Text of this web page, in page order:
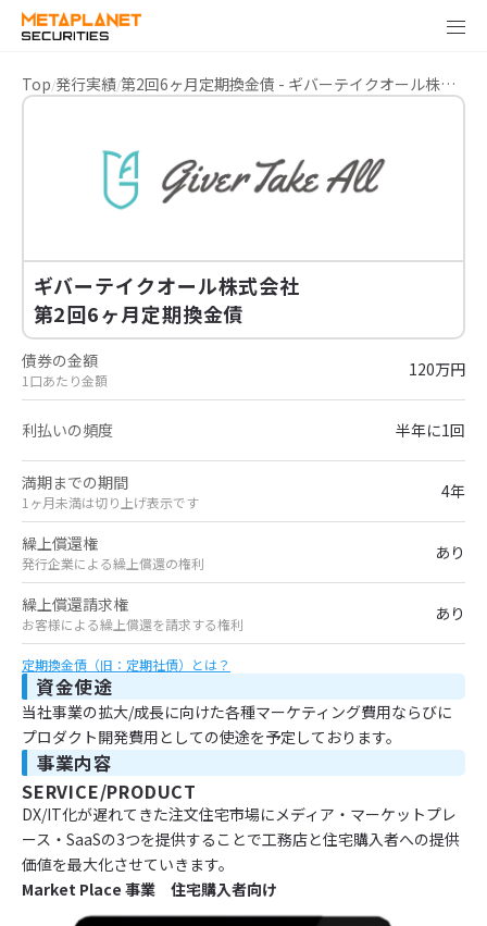
Top 発行実績 第2回6ヶ月定期換金債 - ギバーテイクオール株式会社
ギバーテイクオール株式会社
第2回6ヶ月定期換金債
債券の金額
1口あたり金額 120万円
利払いの頻度 半年に1回
満期までの期間
1ヶ月未満は切り上げ表示です 4年
繰上償還権
発行企業による繰上償還の権利 あり
繰上償還請求権
お客様による繰上償還を請求する権利 あり
定期換金債（旧：定期社債）とは？
資金使途
当社事業の拡大/成長に向けた各種マーケティング費用ならびに
プロダクト開発費用としての使途を予定しております。
事業内容
SERVICE/PRODUCT
DX/IT化が遅れてきた注文住宅市場にメディア・マーケットプレ
ース・SaaSの3つを提供することで工務店と住宅購入者への提供
価値を最大化させていきます。
Market Place 事業 住宅購入者向け